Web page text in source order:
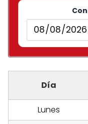
Día
Lunes